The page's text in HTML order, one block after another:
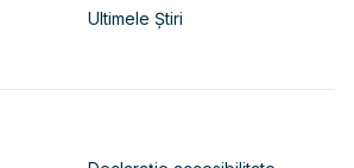
Ultimele Știri